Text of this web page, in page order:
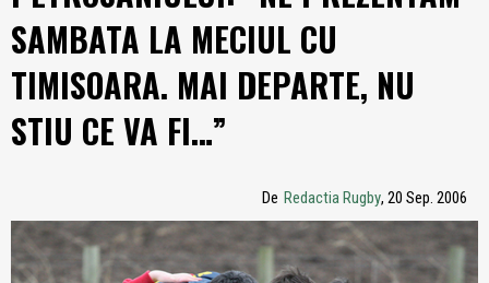
SAMBATA LA MECIUL CU
TIMISOARA. MAI DEPARTE, NU
STIU CE VA FI…”
De Redactia Rugby, 20 Sep. 2006